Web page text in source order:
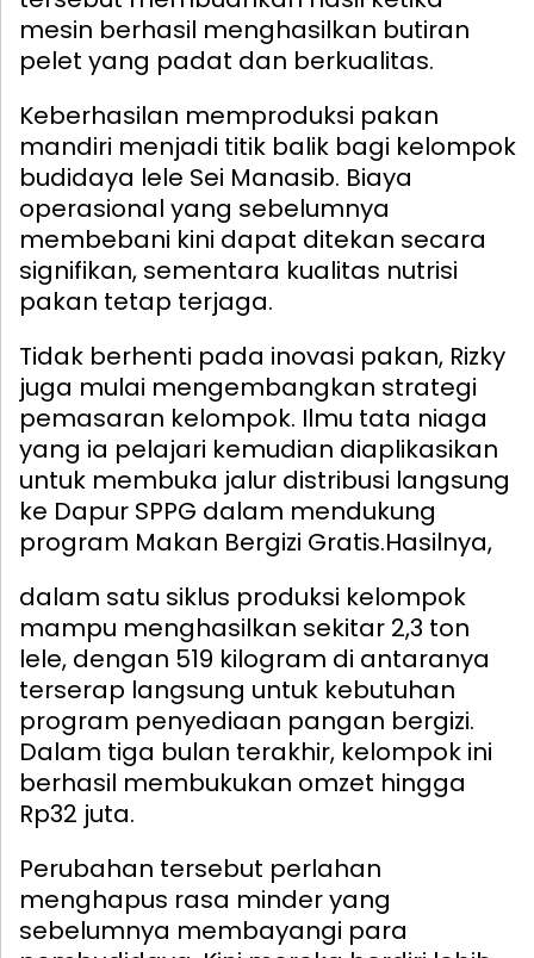
mesin berhasil menghasilkan butiran
pelet yang padat dan berkualitas.
Keberhasilan memproduksi pakan
mandiri menjadi titik balik bagi kelompok
budidaya lele Sei Manasib. Biaya
operasional yang sebelumnya
membebani kini dapat ditekan secara
signifikan, sementara kualitas nutrisi
pakan tetap terjaga.
Tidak berhenti pada inovasi pakan, Rizky
juga mulai mengembangkan strategi
pemasaran kelompok. Ilmu tata niaga
yang ia pelajari kemudian diaplikasikan
untuk membuka jalur distribusi langsung
ke Dapur SPPG dalam mendukung
program Makan Bergizi Gratis.Hasilnya,
dalam satu siklus produksi kelompok
mampu menghasilkan sekitar 2,3 ton
lele, dengan 519 kilogram di antaranya
terserap langsung untuk kebutuhan
program penyediaan pangan bergizi.
Dalam tiga bulan terakhir, kelompok ini
berhasil membukukan omzet hingga
Rp32 juta.
Perubahan tersebut perlahan
menghapus rasa minder yang
sebelumnya membayangi para